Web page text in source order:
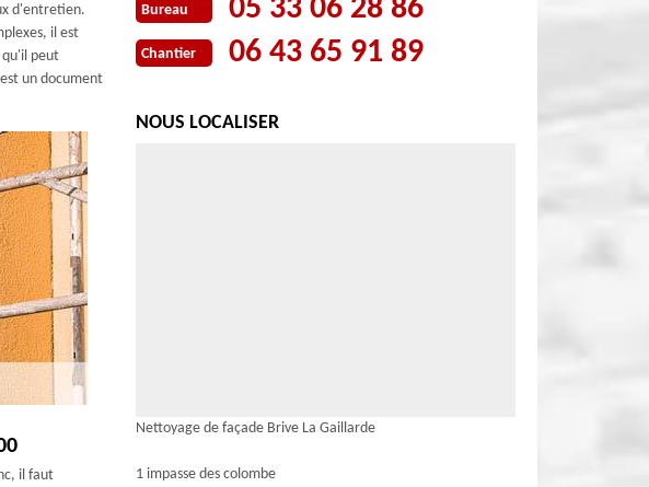
d'entretien.
il est
qu'il peut
un document
il faut
Bureau 05 33 06 28 86
Chantier 06 43 65 91 89
NOUS LOCALISER
Nettoyage de façade Brive La Gaillarde
1 impasse des colombe